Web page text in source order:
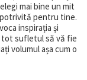
mai bine un mit
pentru tine.
inspirația și
tot sufletul să vă fie
volumul așa cum o